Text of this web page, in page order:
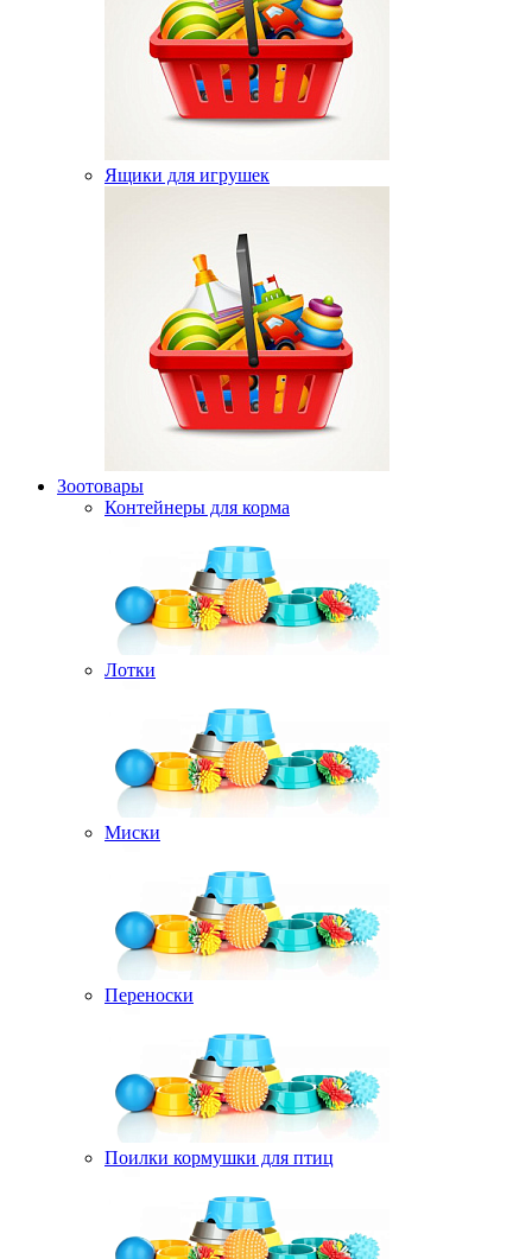
Ящики для игрушек
Зоотовары
Контейнеры для корма
Лотки
Миски
Переноски
Поилки кормушки для птиц